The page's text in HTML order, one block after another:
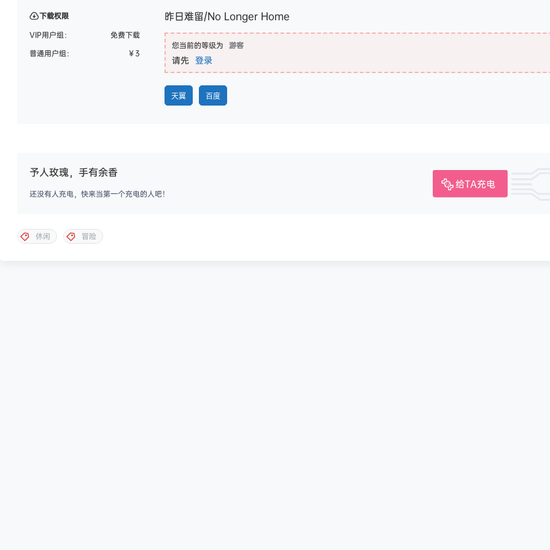
下载权限
VIP用户组：
免费下载
普通用户组：
￥3
昨日难留/No Longer Home
您当前的等级为 游客
请先 登录
天翼 百度
予人玫瑰，手有余香
给TA充电
还没有人充电，快来当第一个充电的人吧！
休闲 冒险